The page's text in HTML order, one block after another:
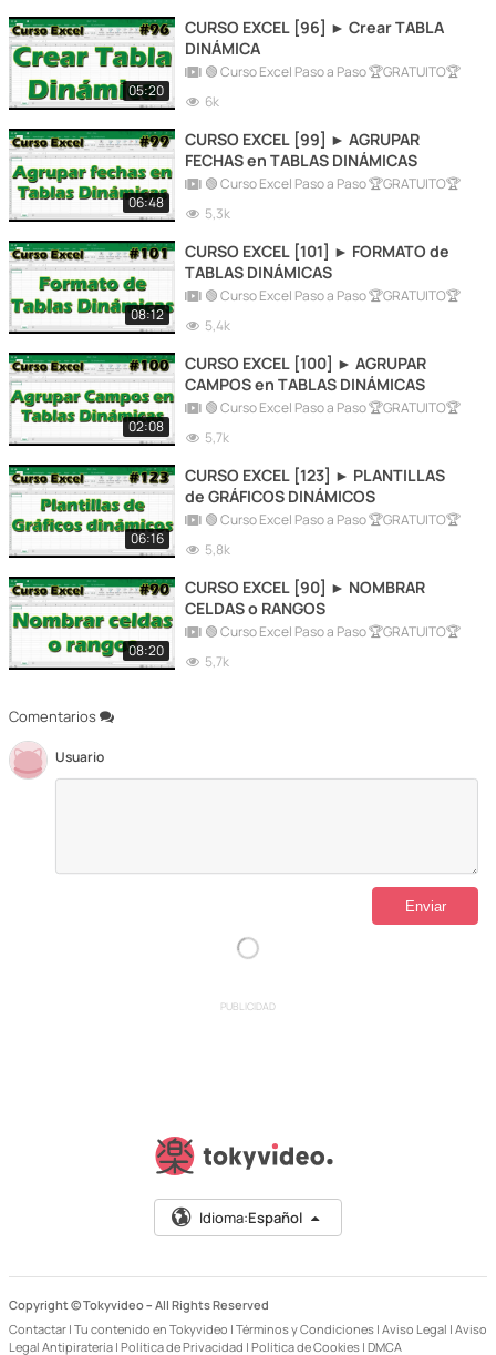
Comentarios
Usuario
05:20
CURSO EXCEL [96] ► Crear TABLA
DINÁMICA
🟢 Curso Excel Paso a Paso 🏆GRATUITO🏆
6k
06:48
CURSO EXCEL [99] ► AGRUPAR
FECHAS en TABLAS DINÁMICAS
🟢 Curso Excel Paso a Paso 🏆GRATUITO🏆
5,3k
08:12
CURSO EXCEL [101] ► FORMATO de
TABLAS DINÁMICAS
🟢 Curso Excel Paso a Paso 🏆GRATUITO🏆
5,4k
02:08
CURSO EXCEL [100] ► AGRUPAR
CAMPOS en TABLAS DINÁMICAS
🟢 Curso Excel Paso a Paso 🏆GRATUITO🏆
5,7k
06:16
CURSO EXCEL [123] ► PLANTILLAS
de GRÁFICOS DINÁMICOS
🟢 Curso Excel Paso a Paso 🏆GRATUITO🏆
5,8k
08:20
CURSO EXCEL [90] ► NOMBRAR
CELDAS o RANGOS
🟢 Curso Excel Paso a Paso 🏆GRATUITO🏆
5,7k
PUBLICIDAD
Idioma:Español
Copyright © Tokyvideo – All Rights Reserved
Contactar | Tu contenido en Tokyvideo | Términos y Condiciones | Aviso Legal | Aviso
Legal Antipiratería | Política de Privacidad | Política de Cookies | DMCA